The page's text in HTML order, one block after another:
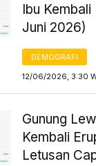
Ibu Kembali
Juni 2026)
DEMOGRAFI
12/06/2026, 3:30
Gunung
Kembali
Letusan